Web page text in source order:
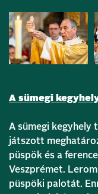
A sümegi
A sümegi kegyhely
játszott
püspök és a
Veszprémet.
püspöki palotát.